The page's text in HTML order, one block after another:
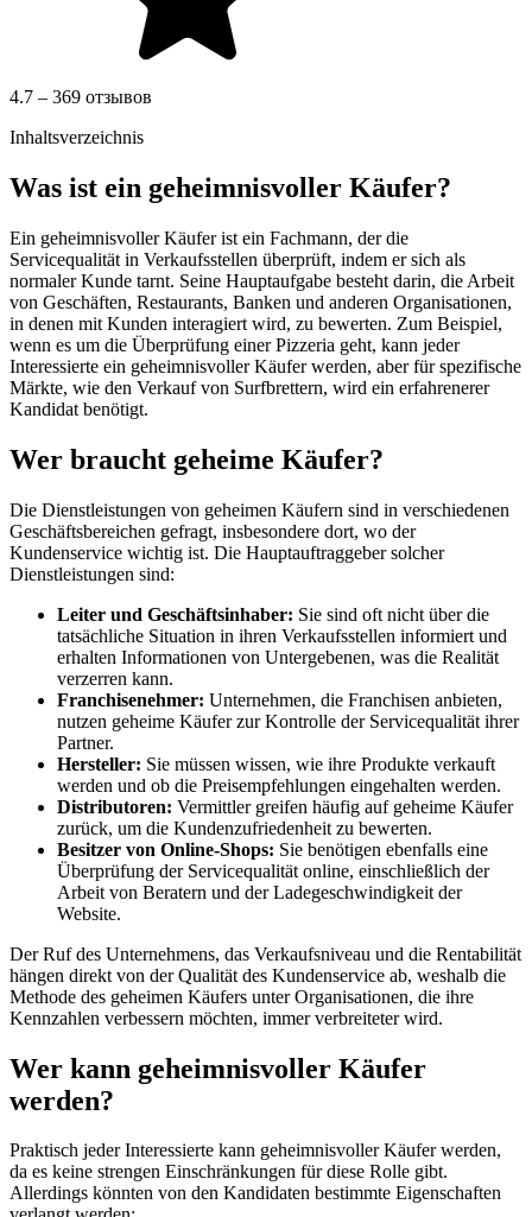
4.7 – 369 отзывов
Inhaltsverzeichnis
Was ist ein geheimnisvoller Käufer?
Ein geheimnisvoller Käufer ist ein Fachmann, der die
Servicequalität in Verkaufsstellen überprüft, indem er sich als
normaler Kunde tarnt. Seine Hauptaufgabe besteht darin, die Arbeit
von Geschäften, Restaurants, Banken und anderen Organisationen,
in denen mit Kunden interagiert wird, zu bewerten. Zum Beispiel,
wenn es um die Überprüfung einer Pizzeria geht, kann jeder
Interessierte ein geheimnisvoller Käufer werden, aber für spezifische
Märkte, wie den Verkauf von Surfbrettern, wird ein erfahrenerer
Kandidat benötigt.
Wer braucht geheime Käufer?
Die Dienstleistungen von geheimen Käufern sind in verschiedenen
Geschäftsbereichen gefragt, insbesondere dort, wo der
Kundenservice wichtig ist. Die Hauptauftraggeber solcher
Dienstleistungen sind:
Leiter und Geschäftsinhaber: Sie sind oft nicht über die
tatsächliche Situation in ihren Verkaufsstellen informiert und
erhalten Informationen von Untergebenen, was die Realität
verzerren kann.
Franchisenehmer: Unternehmen, die Franchisen anbieten,
nutzen geheime Käufer zur Kontrolle der Servicequalität ihrer
Partner.
Hersteller: Sie müssen wissen, wie ihre Produkte verkauft
werden und ob die Preisempfehlungen eingehalten werden.
Distributoren: Vermittler greifen häufig auf geheime Käufer
zurück, um die Kundenzufriedenheit zu bewerten.
Besitzer von Online-Shops: Sie benötigen ebenfalls eine
Überprüfung der Servicequalität online, einschließlich der
Arbeit von Beratern und der Ladegeschwindigkeit der
Website.
Der Ruf des Unternehmens, das Verkaufsniveau und die Rentabilität
hängen direkt von der Qualität des Kundenservice ab, weshalb die
Methode des geheimen Käufers unter Organisationen, die ihre
Kennzahlen verbessern möchten, immer verbreiteter wird.
Wer kann geheimnisvoller Käufer
werden?
Praktisch jeder Interessierte kann geheimnisvoller Käufer werden,
da es keine strengen Einschränkungen für diese Rolle gibt.
Allerdings könnten von den Kandidaten bestimmte Eigenschaften